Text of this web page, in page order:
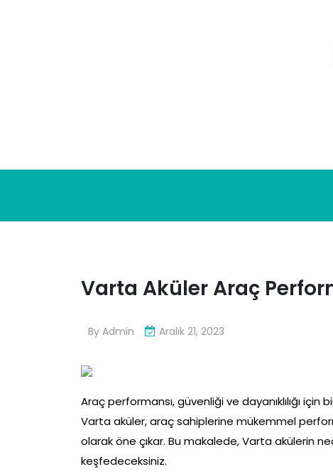
Varta Aküler Araç
By Admin Aralık 21, 2023
Araç performansı, güvenliği ve dayanıklılığı
Varta aküler, araç sahiplerine mükemmel
olarak öne çıkar. Bu makalede, Varta akülerin
keşfedeceksiniz.